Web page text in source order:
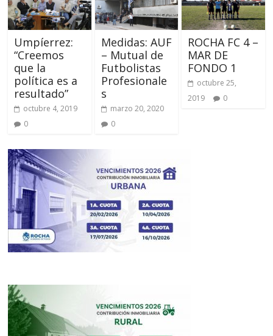
Umpíerrez:
“Creemos
que la
política es a
resultado”
octubre 4, 2019
0
Medidas: AUF
– Mutual de
Futbolistas
Profesionale
s
marzo 20, 2020
0
ROCHA FC 4 –
MAR DE
FONDO 1
octubre 25,
2019
0